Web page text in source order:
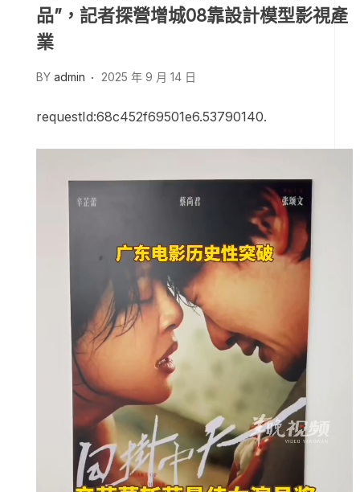
品”，記者探營增城08靠設計模型影視產
業
BY admin 2025 年 9 月 14 日
requestId:68c452f69501e6.53790140.